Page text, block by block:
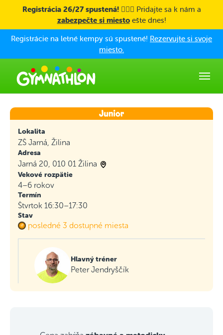
Skip to main content
Registrácia 26/27 spustená! 🤸🏼‍♀️ Pridajte sa k nám a
zabezpečte si miestoešte dnes!
Registrácie na letné kempy sú spustené! Rezervujte si svoje
miesto.
Lokalita
ZŠ Jarná, Žilina
Adresa
Jarná 20, 010 01 Žilina
Vekové rozpätie
4–6 rokov
Termín
Štvrtok 16:30–17:30
Stav
posledné 3 dostupné miesta
Hlavný tréner
Peter Jendryščík